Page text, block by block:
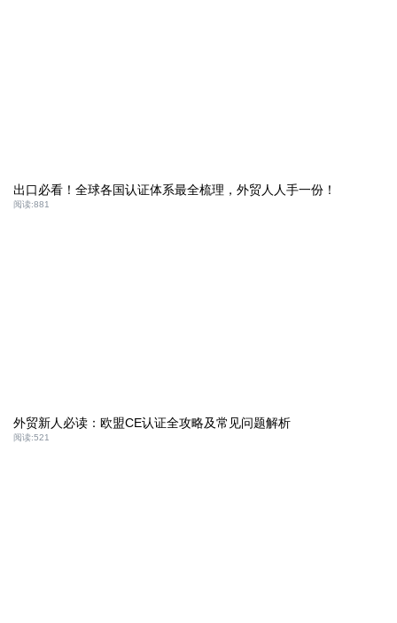
出口必看！全球各国认证体系最全梳理，外贸人人手一份！
阅读:881
外贸新人必读：欧盟CE认证全攻略及常见问题解析
阅读:521